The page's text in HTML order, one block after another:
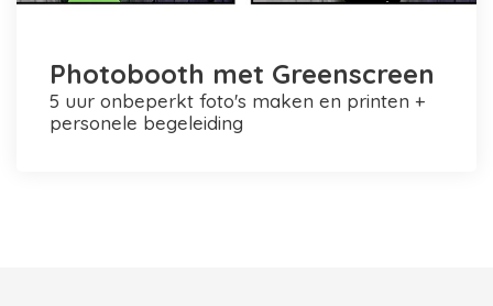
Photobooth met Greenscreen
5 uur onbeperkt foto's maken en printen +
personele begeleiding